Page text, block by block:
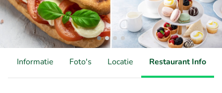
Informatie Foto's Locatie Restaurant Info